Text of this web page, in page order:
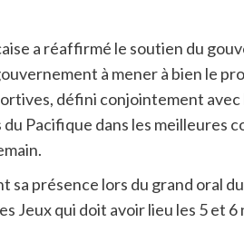
a réaffirmé le soutien du
à mener à bien le
défini conjointement
Pacifique dans les meilleures
sa présence lors du grand oral
Jeux qui doit avoir lieu les 5 et